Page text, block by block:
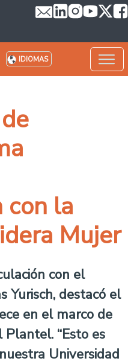
IDIOMAS
con la
Mujer
con el
Yurisch, destacó el
en el marco de
“Esto es
Universidad